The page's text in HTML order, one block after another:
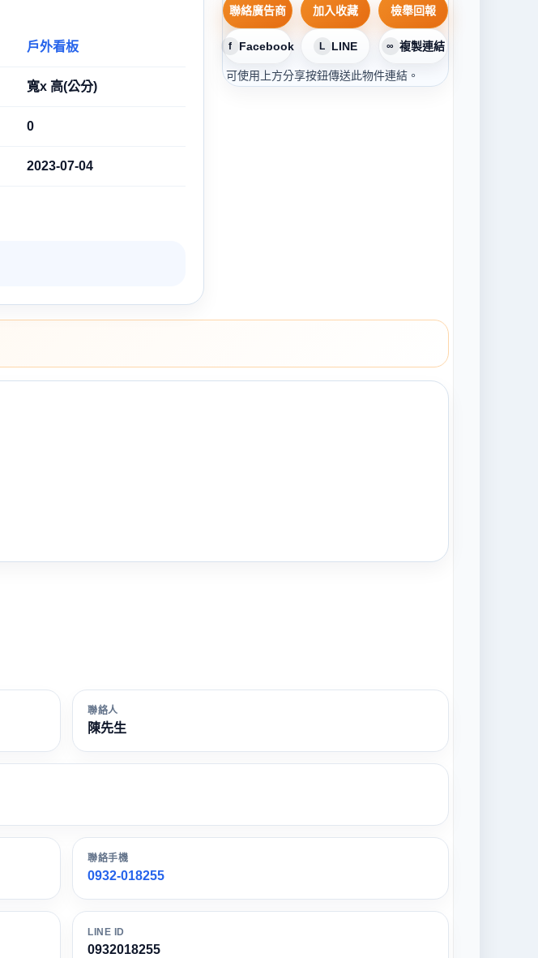
戶外看板
寬x 高(公分)
0
2023-07-04
聯絡廣告商 加入收藏 檢舉回報
f Facebook L LINE ∞ 複製連結
可使用上方分享按鈕傳送此物件連結。
聯絡人
陳先生
聯絡手機
0932-018255
LINE ID
0932018255